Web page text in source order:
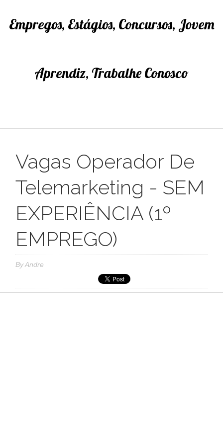
Empregos, Estágios, Concursos, Jovem
Aprendiz, Trabalhe Conosco
Vagas Operador De
Telemarketing - SEM
EXPERIÊNCIA (1º
EMPREGO)
ByAndre